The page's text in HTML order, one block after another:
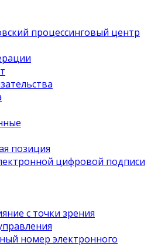
процессинговый центр
позиция
цифровой подписи
с точки зрения
номер электронного